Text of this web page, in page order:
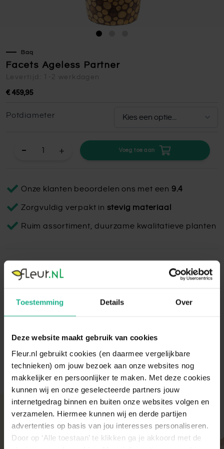
Toestemming Details Over
Deze website maakt gebruik van cookies
Fleur.nl gebruikt cookies (en daarmee vergelijkbare
technieken) om jouw bezoek aan onze websites nog
makkelijker en persoonlijker te maken. Met deze cookies
kunnen wij en onze geselecteerde partners jouw
internetgedrag binnen en buiten onze websites volgen en
verzamelen. Hiermee kunnen wij en derde partijen
advertenties op basis van jou interesses personaliseren.
Door op ‘Alle toestaan’ te klikken ga je akkoord met de
Baq
Facets Ageless Partner
Levertijd: 1-2 werkdagen
€ 459,95
Potdiameter
+ Voeg toe aan
Onze klanten beoordelen ons met een 9.4
Zorgvuldig verpakt in stevig materiaal
Ruim assortiment, duurzame kwalitatieve planten
door de versiering met natuurlijke materialen en wordt
geleverd met waterdichte inzetbak.
Met aandacht verpakt
Onze kamer- en tuinplanten komen elke ochtend
direct van de kweker binnen. Verser kan niet!